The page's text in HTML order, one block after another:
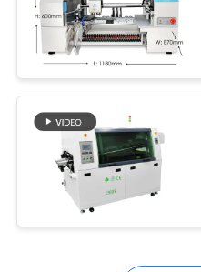
트
개
PCB 일관